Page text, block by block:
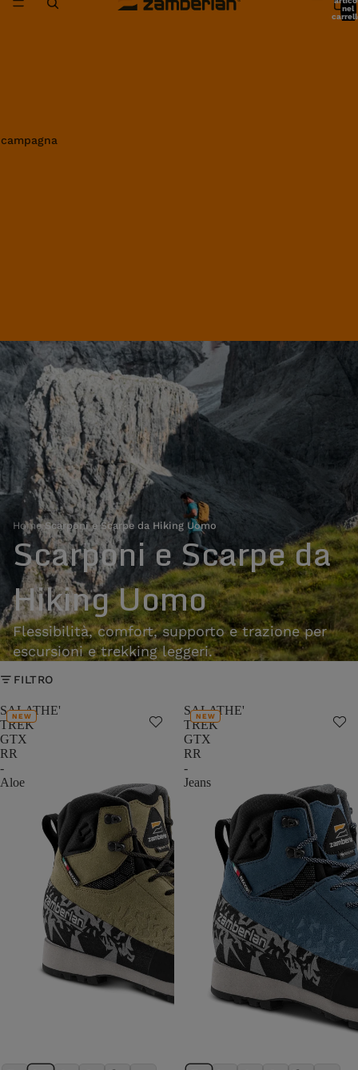
nel
Home›Scarponi e Scarpe da Hiking Uomo
Scarponi e Scarpe da
Hiking Uomo
Flessibilità, comfort, supporto e trazione per
escursioni e trekking leggeri.
FILTRO
SALATHE'
TREK
GTX
RR
-
Aloe
NEW
SALATHE'
TREK
GTX
RR
-
Jeans
NEW